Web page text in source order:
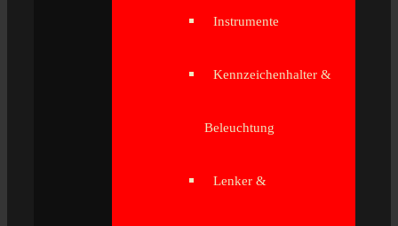
Instrumente
Kennzeichenhalter &
Beleuchtung
Lenker &